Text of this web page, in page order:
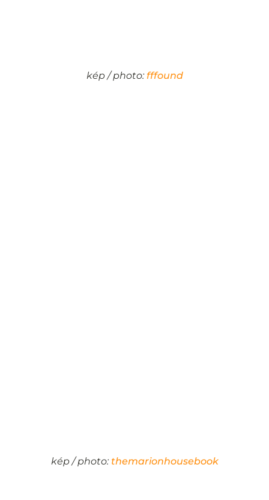
kép / photo: fffound
kép / photo: themarionhousebook